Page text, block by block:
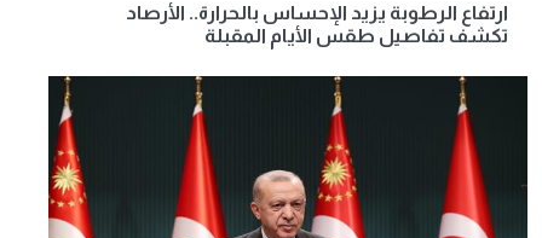
ارتفاع الرطوبة يزيد الإحساس بالحرارة.. الأرصاد
تكشف تفاصيل طقس الأيام المقبلة